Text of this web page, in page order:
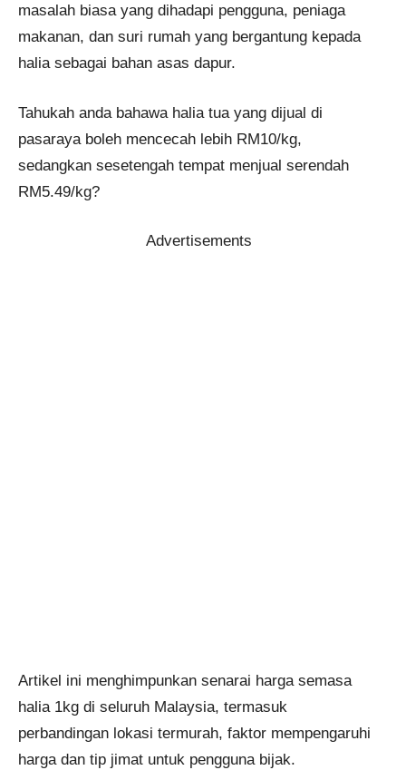
masalah biasa yang dihadapi pengguna, peniaga
makanan, dan suri rumah yang bergantung kepada
halia sebagai bahan asas dapur.
Tahukah anda bahawa halia tua yang dijual di
pasaraya boleh mencecah lebih RM10/kg,
sedangkan sesetengah tempat menjual serendah
RM5.49/kg?
Advertisements
Artikel ini menghimpunkan senarai harga semasa
halia 1kg di seluruh Malaysia, termasuk
perbandingan lokasi termurah, faktor mempengaruhi
harga dan tip jimat untuk pengguna bijak.